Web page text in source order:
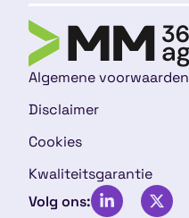
Algemene voorwaarden
Disclaimer
Cookies
Kwaliteitsgarantie
Volg ons: